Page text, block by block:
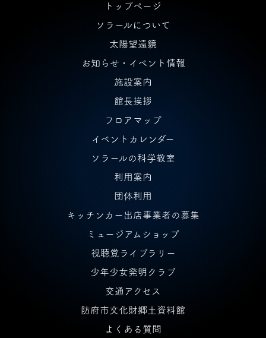
トップページ
ソラールについて
太陽望遠鏡
お知らせ・イベント情報
施設案内
館長挨拶
フロアマップ
イベントカレンダー
ソラールの科学教室
利用案内
団体利用
キッチンカー出店事業者の募集
ミュージアムショップ
視聴覚ライブラリー
少年少女発明クラブ
交通アクセス
防府市文化財郷土資料館
よくある質問